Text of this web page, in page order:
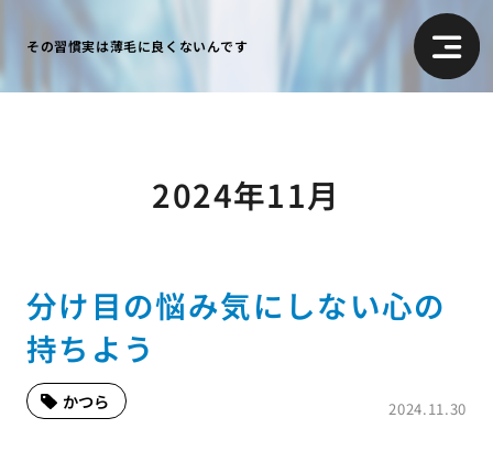
その習慣実は薄毛に良くないんです
2024年11月
分け目の悩み気にしない心の
持ちよう
2024.11.30
かつら